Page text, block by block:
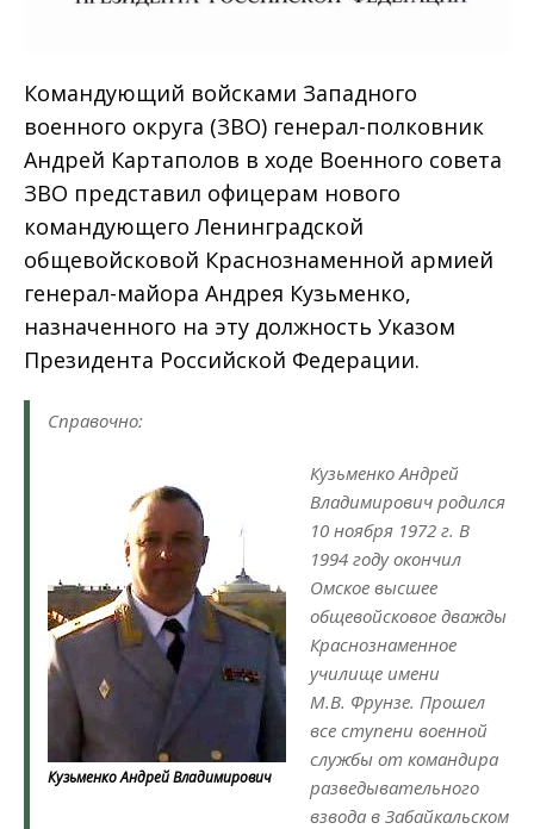
Командующий войсками Западного
военного округа (ЗВО) генерал-полковник
Андрей Картаполов в ходе Военного совета
ЗВО представил офицерам нового
командующего Ленинградской
общевойсковой Краснознаменной армией
генерал-майора Андрея Кузьменко,
назначенного на эту должность Указом
Президента Российской Федерации.
Справочно:
Кузьменко Андрей Владимирович
Кузьменко Андрей
Владимирович родился
10 ноября 1972 г. В
1994 году окончил
Омское высшее
общевойсковое дважды
Краснознаменное
училище имени
М.В. Фрунзе. Прошел
все ступени военной
службы от командира
разведывательного
взвода в Забайкальском